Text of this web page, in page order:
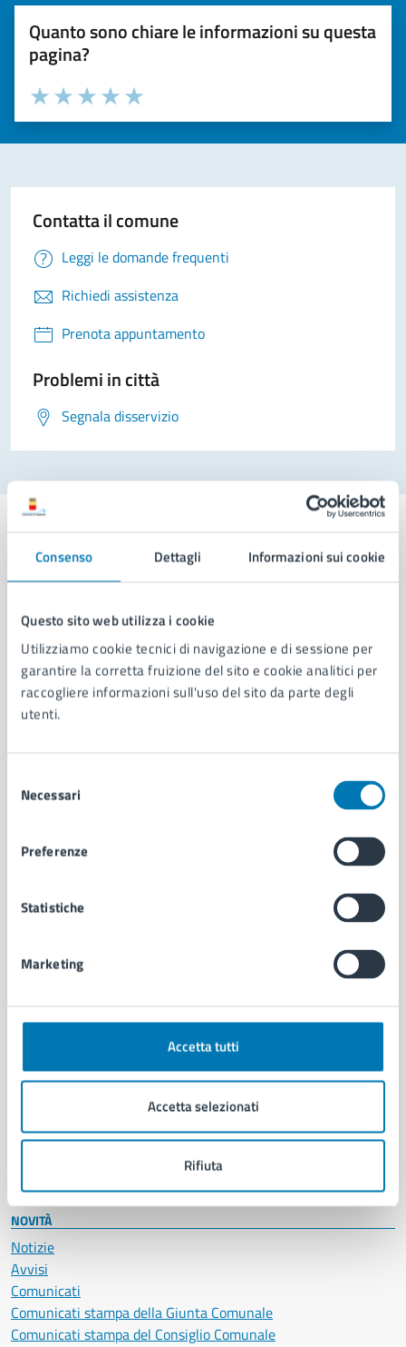
Consenso Dettagli Informazioni sui cookie
Questo sito web utilizza i cookie
Utilizziamo cookie tecnici di navigazione e di sessione per
garantire la corretta fruizione del sito e cookie analitici per
raccogliere informazioni sull'uso del sito da parte degli
utenti.
delNecessari
Preferenze
Statistiche
Marketing
Accetta tutti
Accetta selezionati
Rifiuta
Quanto sono chiare le informazioni su questa
pagina?
Valuta la chiarezza delle informazioni (da 1 a 5 stelle)
Seleziona il numero di stelle per valutare la chiarezza delle
Valuta 5 stelle su 5
Valuta 4 stelle su 5
Valuta 3 stelle su 5
Valuta 2 stelle su 5
Valuta 1 stelle su 5
Contatta il comune
Leggi le domande frequenti
Richiedi assistenza
Prenota appuntamento
Problemi in città
Segnala disservizio
Comune di Napoli
AMMINISTRAZIONE
Aree amministrative
Organi di governo
Municipalità
Politici
Personale amministrativo
Intranet, posta aziendale e protocollo
CATEGORIE DI SERVIZIO
Anagrafe e stato civile
Documenti e certificati
Giustizia e sicurezza pubblica
Salute, benessere e assistenza
Servizi Cimiteriali
NOVITÀ
Notizie
Avvisi
Comunicati
Comunicati stampa della Giunta Comunale
Comunicati stampa del Consiglio Comunale